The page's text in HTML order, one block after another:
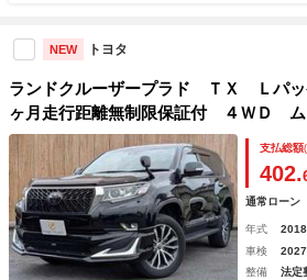
NEW トヨタ
ランドクルーザープラド ＴＸ Ｌパ
ヶ月走行距離無制限保証付 ４ＷＤ
ン製１１インチナビ レーダークルー
ヘッド 本革シート シートエアコン
減ブレーキ クリアランスソナー
支払総額
402.
通常ローン
年式
車検
2027
整備
法定